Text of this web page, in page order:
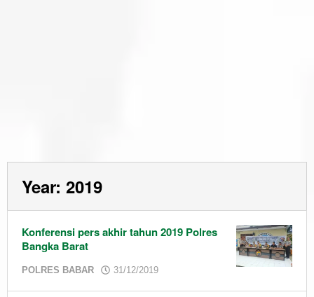
Year: 2019
Konferensi pers akhir tahun 2019 Polres
Bangka Barat
POLRES BABAR 31/12/2019